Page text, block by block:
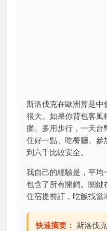
斯洛伐克在歐洲算是中
很大。如果你背包客風
攤、多用步行，一天台
住好一點、吃餐廳、參
到六千比較安全。
我自己的經驗是，平均
包含了所有開銷。關鍵
住宿提前訂，吃飯找當
快速摘要： 斯洛伐